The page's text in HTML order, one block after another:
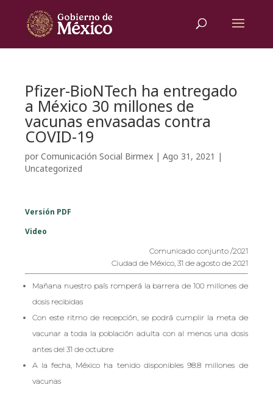
Pfizer-BioNTech ha entregado
a México 30 millones de
vacunas envasadas contra
COVID-19
porComunicación Social Birmex |Ago 31, 2021 |
Uncategorized
Versión PDF
Video
Comunicado conjunto /2021
Ciudad de México, 31 de agosto de 2021
Mañana nuestro país romperá la barrera de 100 millones de
dosis recibidas
Con este ritmo de recepción, se podrá cumplir la meta de
vacunar a toda la población adulta con al menos una dosis
antes del 31 de octubre
A la fecha, México ha tenido disponibles 98.8 millones de
vacunas